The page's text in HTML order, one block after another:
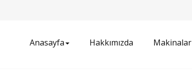
Anasayfa Hakkımızda Makinalar